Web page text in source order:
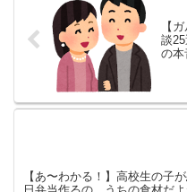
【
談
の本
【あ〜わかる！】高校生の子